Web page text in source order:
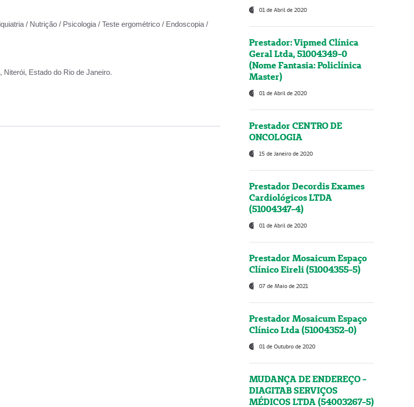
/ Nutrição / Psicologia / Teste ergométrico / Endoscopia /
Niterói, Estado do Rio de Janeiro.
01 de Abril de 2020
Prestador: Vipmed Clínica
Geral Ltda, 51004349-0
(Nome Fantasia: Policlínica
Master)
01 de Abril de 2020
Prestador CENTRO DE
ONCOLOGIA
15 de Janeiro de 2020
Prestador Decordis Exames
Cardiológicos LTDA
(51004347-4)
01 de Abril de 2020
Prestador Mosaicum Espaço
Clínico Eireli (51004355-5)
07 de Maio de 2021
Prestador Mosaicum Espaço
Clínico Ltda (51004352-0)
01 de Outubro de 2020
MUDANÇA DE ENDEREÇO -
DIAGITAB SERVIÇOS
MÉDICOS LTDA (54003267-5)